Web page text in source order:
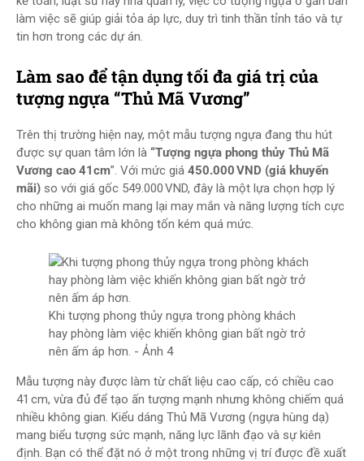
làm việc sẽ giúp giải tỏa áp lực, duy trì tinh thần tỉnh táo và tự
tin hơn trong các dự án.
Làm sao để tận dụng tối đa giá trị của
tượng ngựa “Thủ Mã Vương”
Trên thị trường hiện nay, một mẫu tượng ngựa đang thu hút
được sự quan tâm lớn là “Tượng ngựa phong thủy Thủ Mã
Vương cao 41cm”. Với mức giá 450.000 VND (giá khuyến
mãi) so với giá gốc 549.000 VND, đây là một lựa chọn hợp lý
cho những ai muốn mang lại may mắn và năng lượng tích cực
cho không gian mà không tốn kém quá mức.
Khi tượng phong thủy ngựa trong phòng khách
hay phòng làm việc khiến không gian bất ngờ trở
nên ấm áp hơn. - Ảnh 4
Mẫu tượng này được làm từ chất liệu cao cấp, có chiều cao
41 cm, vừa đủ để tạo ấn tượng mạnh nhưng không chiếm quá
nhiều không gian. Kiểu dáng Thủ Mã Vương (ngựa hùng dạ)
mang biểu tượng sức mạnh, năng lực lãnh đạo và sự kiên
định. Bạn có thể đặt nó ở một trong những vị trí được đề xuất